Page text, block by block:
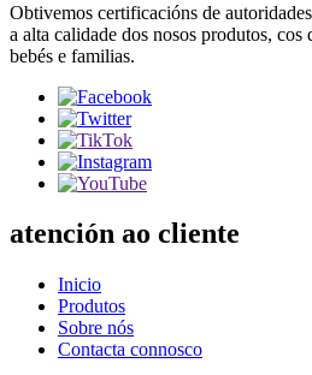
Obtivemos certificacións de
a alta calidade dos nosos produtos, cos
bebés e familias.
atención ao cliente
Inicio
Produtos
Sobre nós
Contacta connosco